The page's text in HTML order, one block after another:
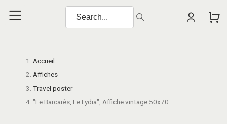
Accueil
Affiches
Travel poster
"Le Barcarès, Le Lydia", Affiche vintage 50x70